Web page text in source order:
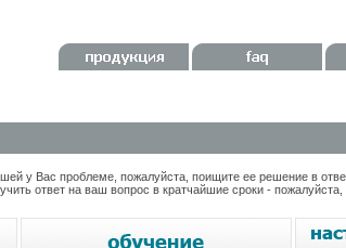
у Вас проблеме, пожалуйста, поищите ее решение в
ответ на ваш вопрос в кратчайшие сроки -